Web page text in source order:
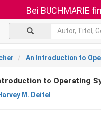
Bei BUCHMARIE
An Introduction to
to Operating
M. Deitel